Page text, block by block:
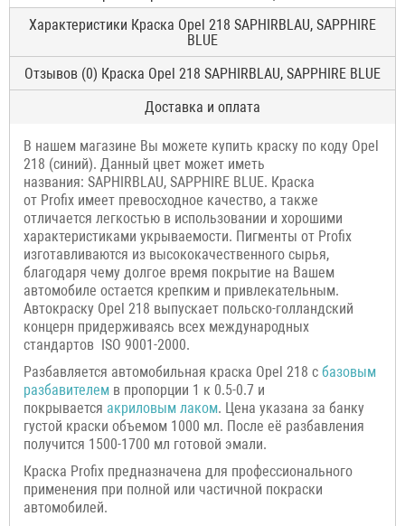
Характеристики Краска Opel 218 SAPHIRBLAU, SAPPHIRE
BLUE
Отзывов (0) Краска Opel 218 SAPHIRBLAU, SAPPHIRE BLUE
Доставка и оплата
В нашем магазине Вы можете купить краску по коду Opel
218 (синий). Данный цвет может иметь
названия: SAPHIRBLAU, SAPPHIRE BLUE. Краска
от Profix имеет превосходное качество, а также
отличается легкостью в использовании и хорошими
характеристиками укрываемости. Пигменты от Profix
изготавливаются из высококачественного сырья,
благодаря чему долгое время покрытие на Вашем
автомобиле остается крепким и привлекательным.
Автокраску Opel 218 выпускает польско-голландский
концерн придерживаясь всех международных
стандартов ISO 9001-2000.
Разбавляется автомобильная краска Opel 218 с базовым
разбавителем в пропорции 1 к 0.5-0.7 и
покрывается акриловым лаком. Цена указана за банку
густой краски объемом 1000 мл. После её разбавления
получится 1500-1700 мл готовой эмали.
Краска Profix предназначена для профессионального
применения при полной или частичной покраски
автомобилей.